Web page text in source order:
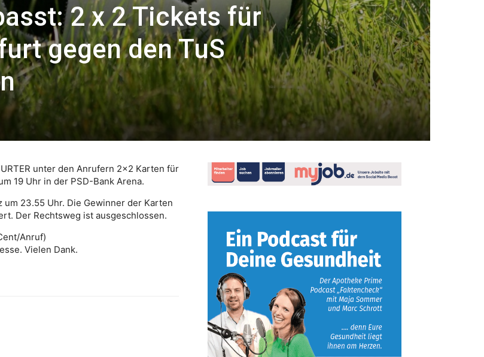
2 x 2 Tickets für
gegen den TuS
unter den Anrufern 2×2 Karten für
19 Uhr in der PSD-Bank Arena.
23.55 Uhr. Die Gewinner der Karten
Der Rechtsweg ist ausgeschlossen.
Anruf)
Vielen Dank.